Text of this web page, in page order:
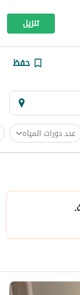
تنزيل
حفظ
عدد دورات المياه